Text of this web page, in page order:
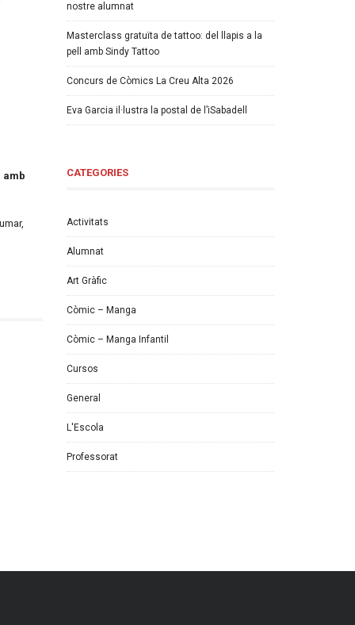
amb
nostre alumnat
Masterclass gratuïta de tattoo: del llapis a la
pell amb Sindy Tattoo
Concurs de Còmics La Creu Alta 2026
Eva Garcia il·lustra la postal de l’iSabadell
CATEGORIES
Activitats
Alumnat
Art Gràfic
Còmic – Manga
Còmic – Manga Infantil
Cursos
General
L'Escola
Professorat